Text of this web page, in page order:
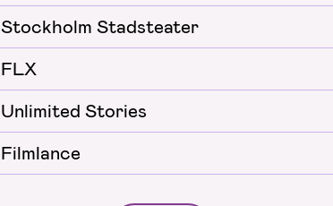
Stockholm Stadsteater
FLX
Unlimited Stories
Filmlance